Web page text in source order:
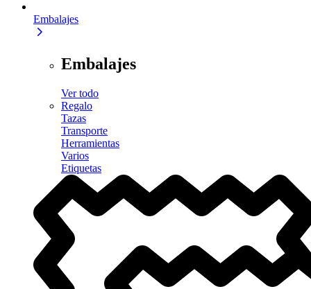
Embalajes
Embalajes
Ver todo
Regalo
Tazas
Transporte
Herramientas
Varios
Etiquetas